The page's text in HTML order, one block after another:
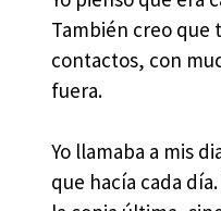
También creo que
contactos, con
fuera.
Yo llamaba a mis
que hacía cada